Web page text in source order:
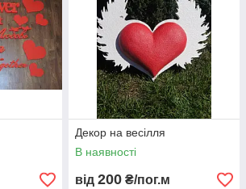
Декор на весілля
В наявності
від 200 ₴/пог.м